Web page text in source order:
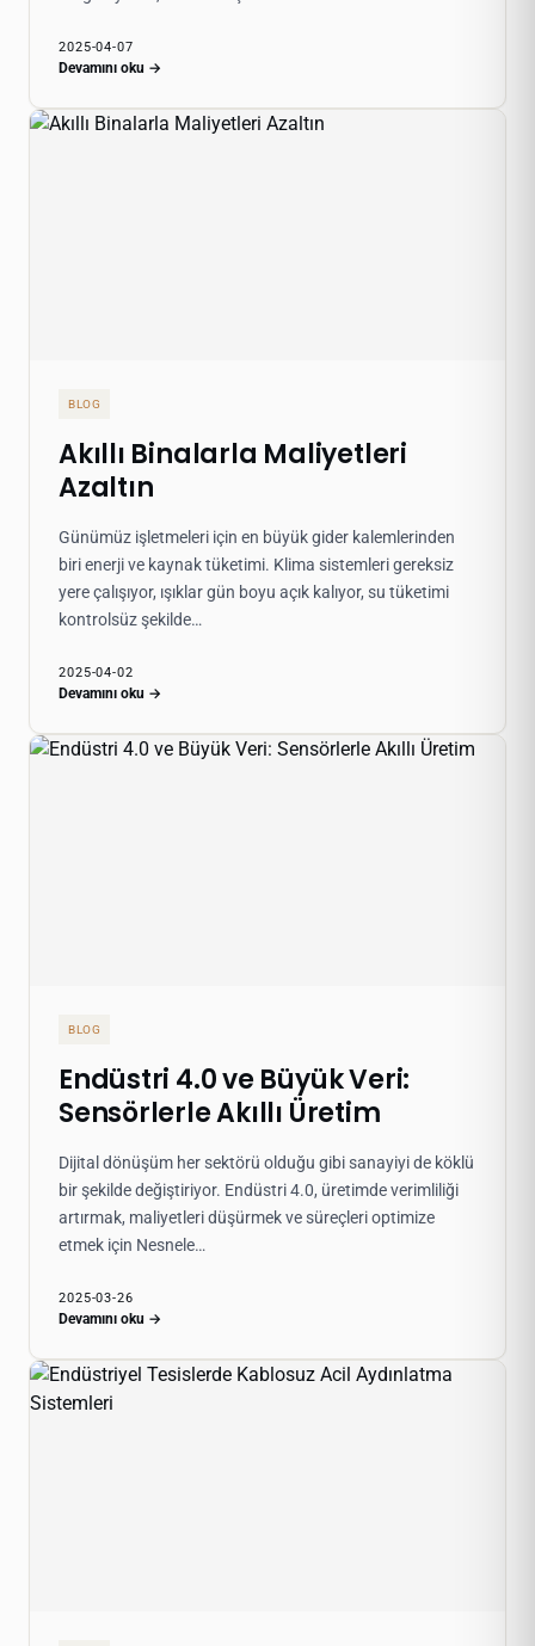
2025-04-07
Devamını oku →
BLOG
Akıllı Binalarla Maliyetleri
Azaltın
Günümüz işletmeleri için en büyük gider kalemlerinden
biri enerji ve kaynak tüketimi. Klima sistemleri gereksiz
yere çalışıyor, ışıklar gün boyu açık kalıyor, su tüketimi
kontrolsüz şekilde…
2025-04-02
Devamını oku →
BLOG
Endüstri 4.0 ve Büyük Veri:
Sensörlerle Akıllı Üretim
Dijital dönüşüm her sektörü olduğu gibi sanayiyi de köklü
bir şekilde değiştiriyor. Endüstri 4.0, üretimde verimliliği
artırmak, maliyetleri düşürmek ve süreçleri optimize
etmek için Nesnele…
2025-03-26
Devamını oku →